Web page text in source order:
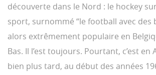
découverte dans le Nord : le hockey
sport, surnommé “le football avec des
alors extrêmement populaire en
Bas. Il l’est toujours. Pourtant, c’est en
bien plus tard, au début des années